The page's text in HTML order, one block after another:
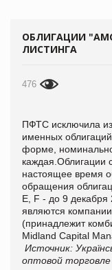
ОБЛИГАЦИИ
ЛИСТИНГА
476
ПФТС исключила
именных
форме,
каждая.Облигации
настоящее время
обращения
E, F - до 9 декабря
являются
(принадлежит
Midland Capital
Источник:
оптовой торговле